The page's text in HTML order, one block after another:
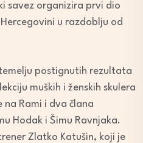
savez organizira prvi dio
u razdoblju od
postignutih rezultata
muških i ženskih skulera
na Rami i dva člana
Hodak i Šimu Ravnjaka.
Zlatko Katušin, koji je